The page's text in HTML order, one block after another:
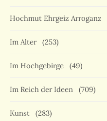
Hochmut Ehrgeiz Arroganz
Im Alter (253)
Im Hochgebirge (49)
Im Reich der Ideen (709)
Kunst (283)